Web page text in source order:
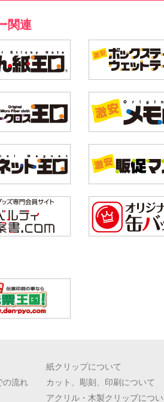
関連
の流れ
紙クリップについて
カット、彫刻、印刷について
アクリル・木製クリップにつ